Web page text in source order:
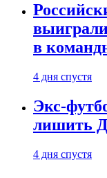
в
4 дня спустя
Экс-
лишить
4 дня спустя